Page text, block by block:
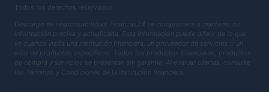
Todos los derechos reservados
Descargo de responsabilidad: Finanzas24 se compromete a mantener su
información precisa y actualizada. Esta información puede diferir de lo que
ve cuando visita una institución financiera, un proveedor de servicios o un
sitio de productos específicos. Todos los productos financieros, productos
de compra y servicios se presentan sin garantía. Al evaluar ofertas, consulte
los Términos y Condiciones de la institución financiera.